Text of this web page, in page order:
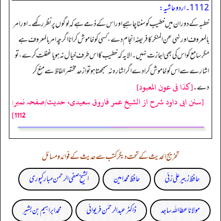
1112۔ اردو حاشیہ:
خطبہ کے دوران میں خطیب کو سننا چاہیے اور اس کے ذمے ہے کہ لوگوں پر نظر رکھے۔ اور امر
بالمعروف اور نہی عن المنکر کا فریضہ انجام دے، کسی کو خامو ش کرانا اگرچہ امر بالمعروف ہے
مگر سامع کو اس کی بھی اجازت نہیں۔ الا یہ کہ خطیب کا اس طرف خیال نہ ہو یا غفلت کرے، تو
اشارے سے اس کو خامو ش کرا دے اگر اشار ہ نہ سمجھتا ہو تو ازحد مختصر الفاظ سے منع کر
دے۔[كذا فى عون المعبود]
[سنن ابی داود شرح از الشیخ عمر فاروق سعیدی، حدیث/صفحہ نمبر:
1112]
تخریج الحدیث کے تحت دیگر کتب سے حدیث کے فوائد و مسائل
حافظ زبیر علی زئی
حافظ محمد امین الشیخ صفی الرحمن مبارکپوری
مولانا عطا اللہ ساجد ڈاکٹر عبدالرحمٰن فریوائی محمد ابراہیم بن بشیر